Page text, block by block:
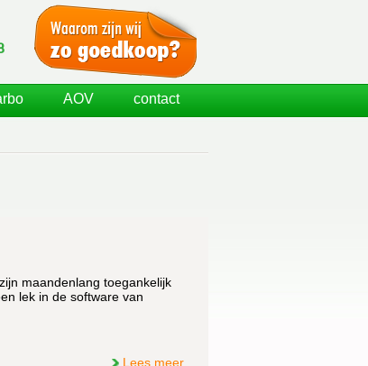
maandenlang toegankelijk
lek in de software van
Lees meer
AOV contact